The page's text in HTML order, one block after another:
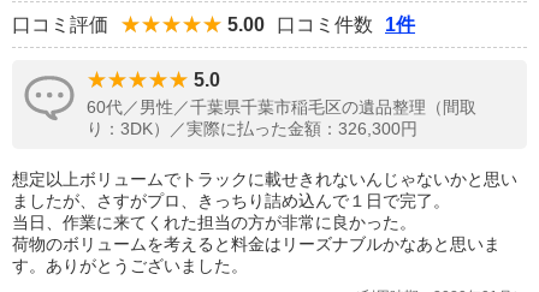
口コミ評価 5.00 口コミ件数 1件
5.0
60代／男性／千葉県千葉市稲毛区の遺品整理（間取
り：3DK）／実際に払った金額：326,300円
想定以上ボリュームでトラックに載せきれないんじゃないかと思い
ましたが、さすがプロ、きっちり詰め込んで１日で完了。
当日、作業に来てくれた担当の方が非常に良かった。
荷物のボリュームを考えると料金はリーズナブルかなあと思いま
す。ありがとうございました。